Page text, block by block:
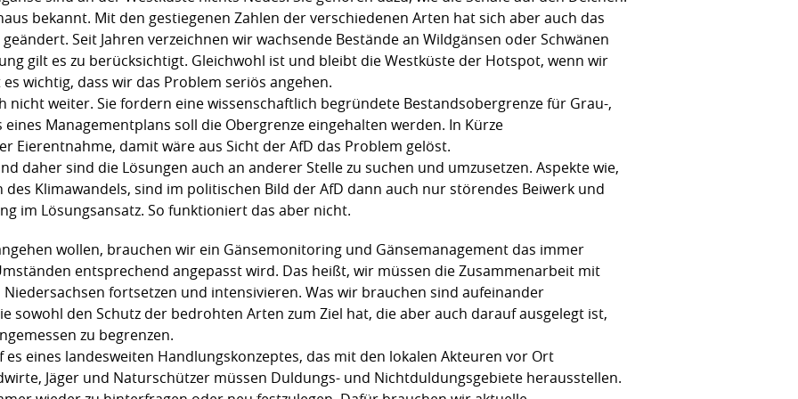
bekannt. Mit den gestiegenen Zahlen der verschiedenen Arten hat sich aber auch das
Seit Jahren verzeichnen wir wachsende Bestände an Wildgänsen oder Schwänen
gilt es zu berücksichtigt. Gleichwohl ist und bleibt die Westküste der Hotspot, wenn wir
wichtig, dass wir das Problem seriös angehen.
nicht weiter. Sie fordern eine wissenschaftlich begründete Bestandsobergrenze für Grau-,
Managementplans soll die Obergrenze eingehalten werden. In Kürze
Eierentnahme, damit wäre aus Sicht der AfD das Problem gelöst.
daher sind die Lösungen auch an anderer Stelle zu suchen und umzusetzen. Aspekte wie,
Klimawandels, sind im politischen Bild der AfD dann auch nur störendes Beiwerk und
im Lösungsansatz. So funktioniert das aber nicht.
wollen, brauchen wir ein Gänsemonitoring und Gänsemanagement das immer
entsprechend angepasst wird. Das heißt, wir müssen die Zusammenarbeit mit
fortsetzen und intensivieren. Was wir brauchen sind aufeinander
sowohl den Schutz der bedrohten Arten zum Ziel hat, die aber auch darauf ausgelegt ist,
zu begrenzen.
eines landesweiten Handlungskonzeptes, das mit den lokalen Akteuren vor Ort
Jäger und Naturschützer müssen Duldungs- und Nichtduldungsgebiete herausstellen.